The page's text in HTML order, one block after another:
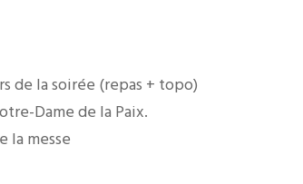
de la soirée (repas + topo)
Dame de la Paix.
la messe